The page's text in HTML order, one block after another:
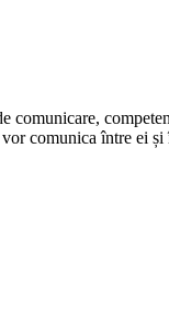
comunicare,
comunica între ei